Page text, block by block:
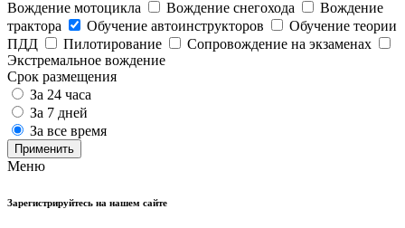
Вождение мотоцикла Вождение снегохода
Вождение
трактора
Обучение автоинструкторов
Обучение теории
ПДД
Пилотирование
Сопровождение на экзаменах
Экстремальное вождение
Срок размещения
За 24 часа
За 7 дней
За все время
Применить
Меню
Зарегистрируйтесь на нашем сайте